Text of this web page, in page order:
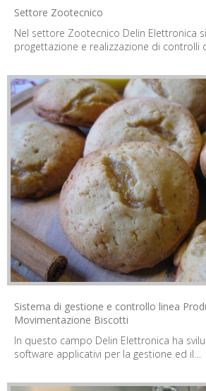
Settore Zootecnico
Nel settore Zootecnico Delin Elettronica
progettazione e realizzazione di controlli
Sistema di gestione e controllo linea
Movimentazione Biscotti
In questo campo Delin Elettronica ha
software applicativi per la gestione ed il…